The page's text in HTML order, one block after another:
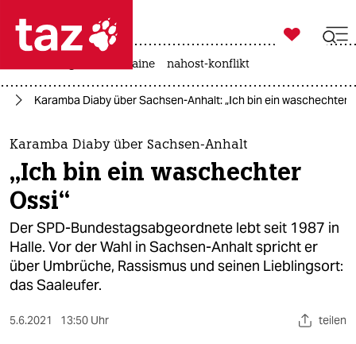
 taz zahl ich
taz zahl ich
themen
politik
öko
gesellschaft
kultur
sport

taz zahl ich
krieg in der ukraine nahost-konflikt
Karamba Diaby über Sachsen-Anhalt: „Ich bin ein waschechter
Karamba Diaby über Sachsen-Anhalt
„Ich bin ein waschechter
Ossi“
Der SPD-Bundestagsabgeordnete lebt seit 1987 in
Halle. Vor der Wahl in Sachsen-Anhalt spricht er
über Umbrüche, Rassismus und seinen Lieblingsort:
das Saaleufer.
5.6.2021 13:50 Uhr teilen